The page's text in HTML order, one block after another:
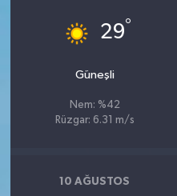
29°
Güneşli
Nem: %42
Rüzgar: 6.31 m/s
10 AĞUSTOS